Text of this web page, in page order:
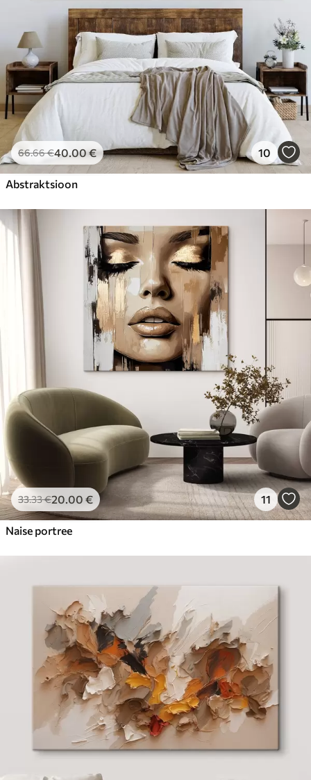
66.66€40.00€ 10
Abstraktsioon
33.33€20.00 € 11
Naise portree